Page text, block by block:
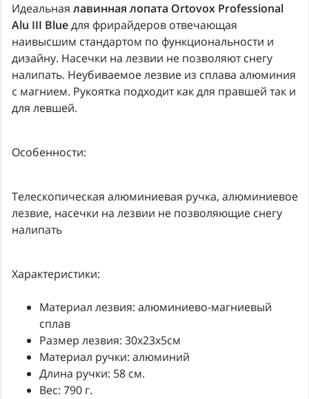
Идеальная лавинная лопата Ortovox Professional
Alu III Blueдля фрирайдеров отвечающая
наивысшим стандартом по функциональности и
дизайну. Насечки на лезвии не позволяют снегу
налипать. Неубиваемое лезвие из сплава алюминия
с магнием. Рукоятка подходит как для правшей так и
для левшей.
Особенности:
Телескопическая алюминиевая ручка, алюминиевое
лезвие, насечки на лезвии не позволяющие снегу
налипать
Характеристики:
Материал лезвия: алюминиево-магниевый
сплав
Размер лезвия: 30x23x5см
Материал ручки: алюминий
Длина ручки: 58 см.
Вес: 790 г.